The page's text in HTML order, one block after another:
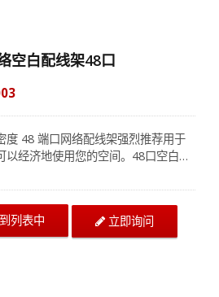
空白配线架48口
度 48 端口网络配线架强烈推荐用于
以经济地使用您的空间。48口空白非
还兼容网络模块、HDMI 音频模块、
音模块。配线架是一种更清晰、更有
别方式，可以更轻松地解决技术问
业团队很高兴为您提供完整的布线方
列表中 立即询问